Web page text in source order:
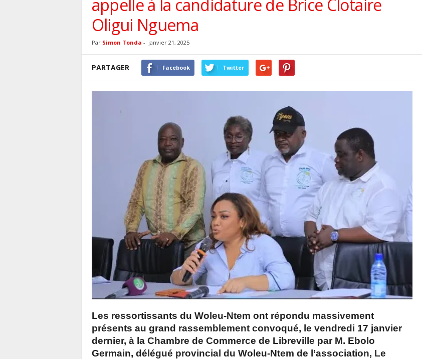
appelle à la candidature de Brice Clotaire
Oligui Nguema
Par Simon Tonda - janvier 21, 2025
PARTAGER Facebook Twitter
Les ressortissants du Woleu-Ntem ont répondu massivement
présents au grand rassemblement convoqué, le vendredi 17 janvier
dernier, à la Chambre de Commerce de Libreville par M. Ebolo
Germain, délégué provincial du Woleu-Ntem de l’association, Le